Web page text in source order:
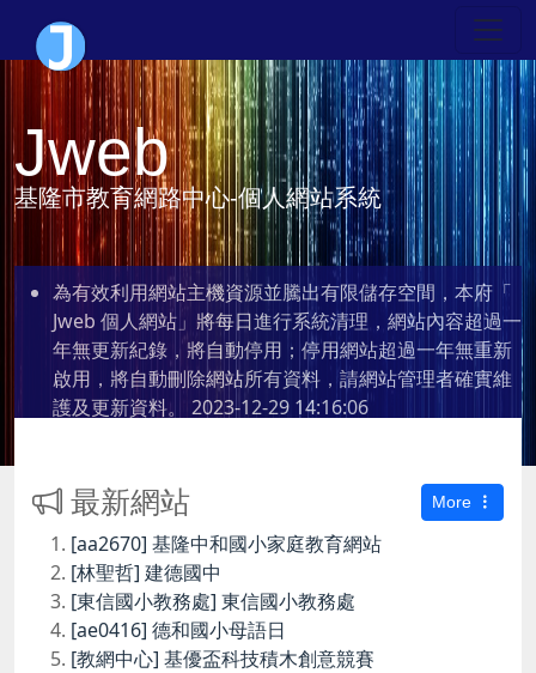
Jweb
基隆市教育網路中心-個人網站系統
為有效利用網站主機資源並騰出有限儲存空間，本府「
Jweb 個人網站」將每日進行系統清理，網站內容超過一
年無更新紀錄，將自動停用；停用網站超過一年無重新
啟用，將自動刪除網站所有資料，請網站管理者確實維
護及更新資料。 2023-12-29 14:16:06
最新網站 More
[aa2670] 基隆中和國小家庭教育網站
[林聖哲] 建德國中
[東信國小教務處] 東信國小教務處
[ae0416] 德和國小母語日
[教網中心] 基優盃科技積木創意競賽